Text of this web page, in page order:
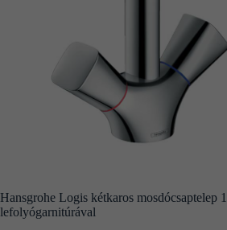
Információk
Hansgrohe Logis kétkaros mosdócsaptelep
lefolyógarnitúrával